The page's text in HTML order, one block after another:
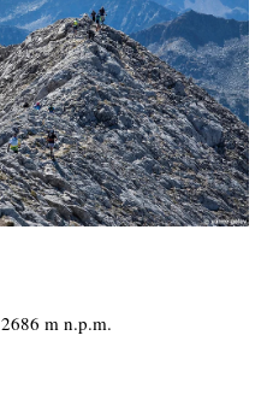
2686 m n.p.m.